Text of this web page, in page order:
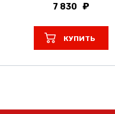
7 830
КУПИТЬ